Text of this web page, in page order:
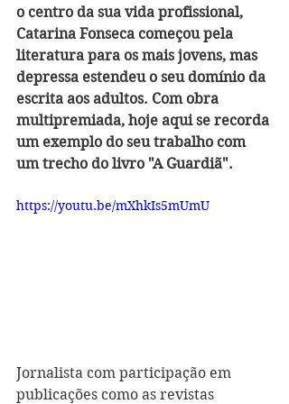
o centro da sua vida profissional,
Catarina Fonseca começou pela
literatura para os mais jovens, mas
depressa estendeu o seu domínio da
escrita aos adultos. Com obra
multipremiada, hoje aqui se recorda
um exemplo do seu trabalho com
um trecho do livro "A Guardiã".
https://youtu.be/mXhkIs5mUmU
Jornalista com participação em
publicações como as revistas